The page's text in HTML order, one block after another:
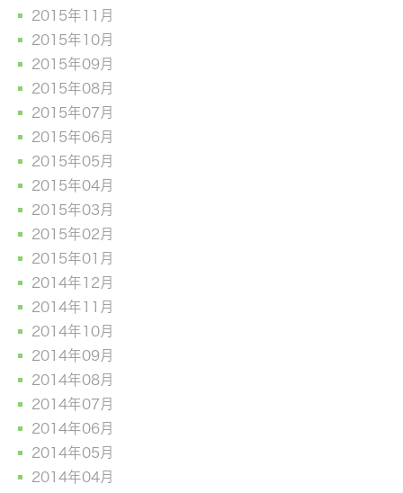
2015年11月
2015年10月
2015年09月
2015年08月
2015年07月
2015年06月
2015年05月
2015年04月
2015年03月
2015年02月
2015年01月
2014年12月
2014年11月
2014年10月
2014年09月
2014年08月
2014年07月
2014年06月
2014年05月
2014年04月